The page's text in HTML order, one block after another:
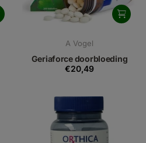
A Vogel
Geriaforce doorbloeding
€20,49